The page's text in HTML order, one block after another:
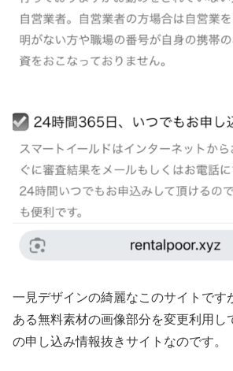
一見デザインの綺麗なこのサイトです
ある無料素材の画像部分を変更利用し
の申し込み情報抜きサイトなのです。